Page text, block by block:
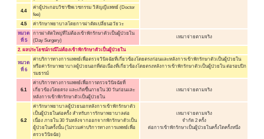
4.4
ค่าผู้ประกอบวิชาชีพเวชกรรม วิสัญญีแพทย์ (Doctor
fee)
4.5
ค่ารักษาพยาบาลโดยการผ่าตัดเปลี่ยนอวัยวะ
หมวด
ที่ 5
การผ่าตัดใหญ่ที่ไม่ต้องเข้าพักรักษาตัวเป็นผู้ป่วยใน
(Day Surgery)
เหมาจ่ายตามจริง
2. ผลประโยชน์กรณีไม่ต้องเข้าพักรักษาตัวเป็นผู้ป่วยใน
หมวด
ที่ 6
ค่าบริการทางการแพทย์เพื่อตรวจวินิจฉัยที่เกี่ยวข้องโดยตรงก่อนและหลังการเข้าพักรักษาตัวเป็นผู้ป่วยใน
หรือค่ารักษาพยาบาลผู้ป่วยนอกที่ต่อเนื่องที่เกี่ยวข้องโดยตรงหลังการเข้าพักรักษาตัวเป็นผู้ป่วยใน ต่อรอบปีก
รมธรรม์
6.1
ค่าบริการทางการแพทย์เพื่อการตรวจวินิจฉัยที่
เกี่ยวข้องโดยตรง และเกิดขึ้นภายใน 30 วันก่อนและ
หลังการเข้าพักรักษาตัวเป็นผู้ป่วยใน
เหมาจ่ายตามจริง
6.2
ค่ารักษาพยาบาลผู้ป่วยนอกหลังการเข้าพักรักษาตัว
เป็นผู้ป่วยในต่อครั้ง สำหรับการรักษาพยาบาลต่อ
เนื่อง ภายใน 30 วันหลังจากออกจากพักรักษาตัวเป็น
ผู้ป่วยในครั้งนั้น (ไม่รวมค่าบริการทางการแพทย์เพื่อ
ตรวจวินิจฉัย)
เหมาจ่ายตามจริง
จำกัด 2 ครั้ง
ต่อการเข้าพักรักษาเป็นผู้ป่วยในครั้งใดครั้งหนึ่ง